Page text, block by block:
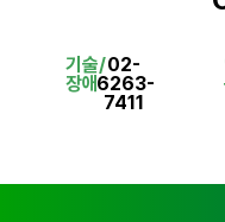
기술/
장애
02-
6263-
7411